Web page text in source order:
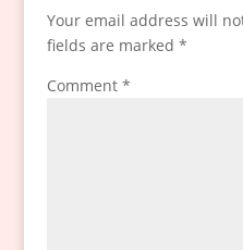
Your email address will
fields are marked *
Comment *